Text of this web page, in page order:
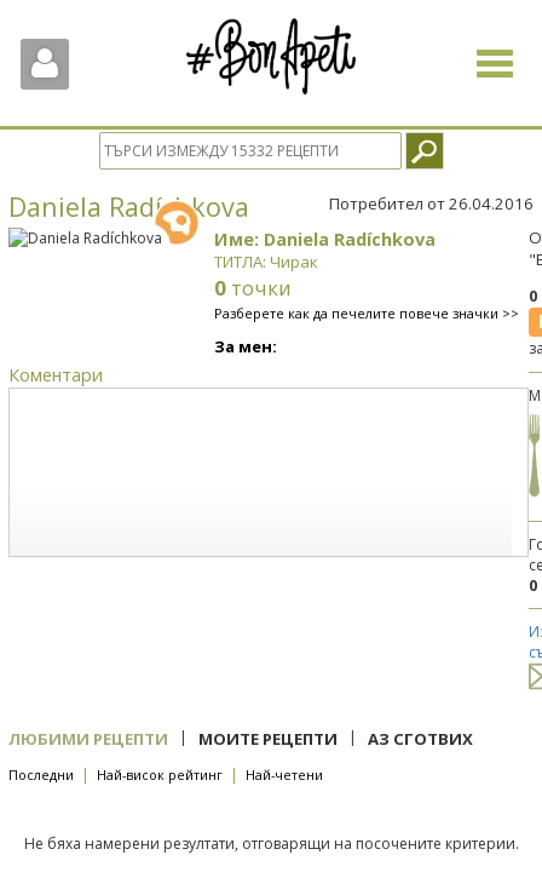
Toggle
Daniela Radíchkova Потребител от 26.04.2016
Име: Daniela Radíchkova
ТИТЛА: Чирак
0 точки
Разберете как да печелите повече значки >>
За мен:
Коментари
0
ЛЮБИМИ РЕЦЕПТИ | МОИТЕ РЕЦЕПТИ | АЗ СГОТВИХ
Последни | Най-висок рейтинг | Най-четени
Не бяха намерени резултати, отговарящи на посочените критерии.